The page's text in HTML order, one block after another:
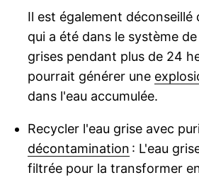
Il est également déconseillé
qui a été dans le système
grises pendant plus de 24
pourrait générer une
dans l'eau accumulée.
Recycler l'eau grise avec
décontamination : L'eau
filtrée pour la transformer